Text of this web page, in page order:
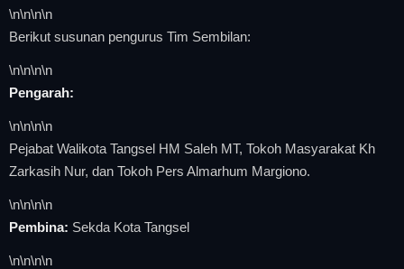
\n\n\n\n
Berikut susunan pengurus Tim Sembilan:
\n\n\n\n
Pengarah:
\n\n\n\n
Pejabat Walikota Tangsel HM Saleh MT, Tokoh Masyarakat Kh
Zarkasih Nur, dan Tokoh Pers Almarhum Margiono.
\n\n\n\n
Pembina: Sekda Kota Tangsel
\n\n\n\n